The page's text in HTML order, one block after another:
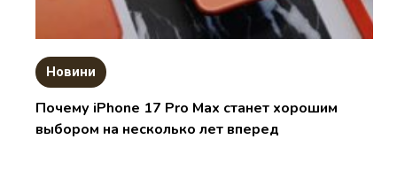
Новини
Почему iPhone 17 Pro Max станет хорошим
выбором на несколько лет вперед